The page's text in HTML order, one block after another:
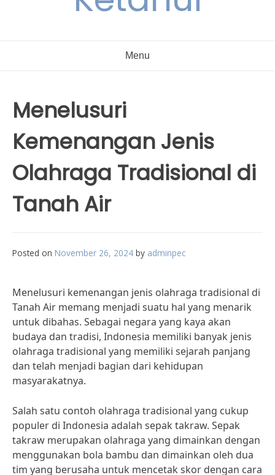
Menu
Menelusuri
Kemenangan Jenis
Olahraga Tradisional di
Tanah Air
Posted on November 26, 2024 by adminpec
Menelusuri kemenangan jenis olahraga tradisional di
Tanah Air memang menjadi suatu hal yang menarik
untuk dibahas. Sebagai negara yang kaya akan
budaya dan tradisi, Indonesia memiliki banyak jenis
olahraga tradisional yang memiliki sejarah panjang
dan telah menjadi bagian dari kehidupan
masyarakatnya.
Salah satu contoh olahraga tradisional yang cukup
populer di Indonesia adalah sepak takraw. Sepak
takraw merupakan olahraga yang dimainkan dengan
menggunakan bola bambu dan dimainkan oleh dua
tim yang berusaha untuk mencetak skor dengan cara